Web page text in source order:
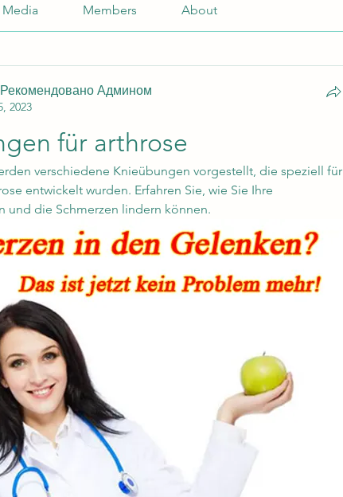
Media Members About
Админом
2023
für arthrose
verschiedene Knieübungen vorgestellt, die speziell für
entwickelt wurden. Erfahren Sie, wie Sie Ihre
und die Schmerzen lindern können.